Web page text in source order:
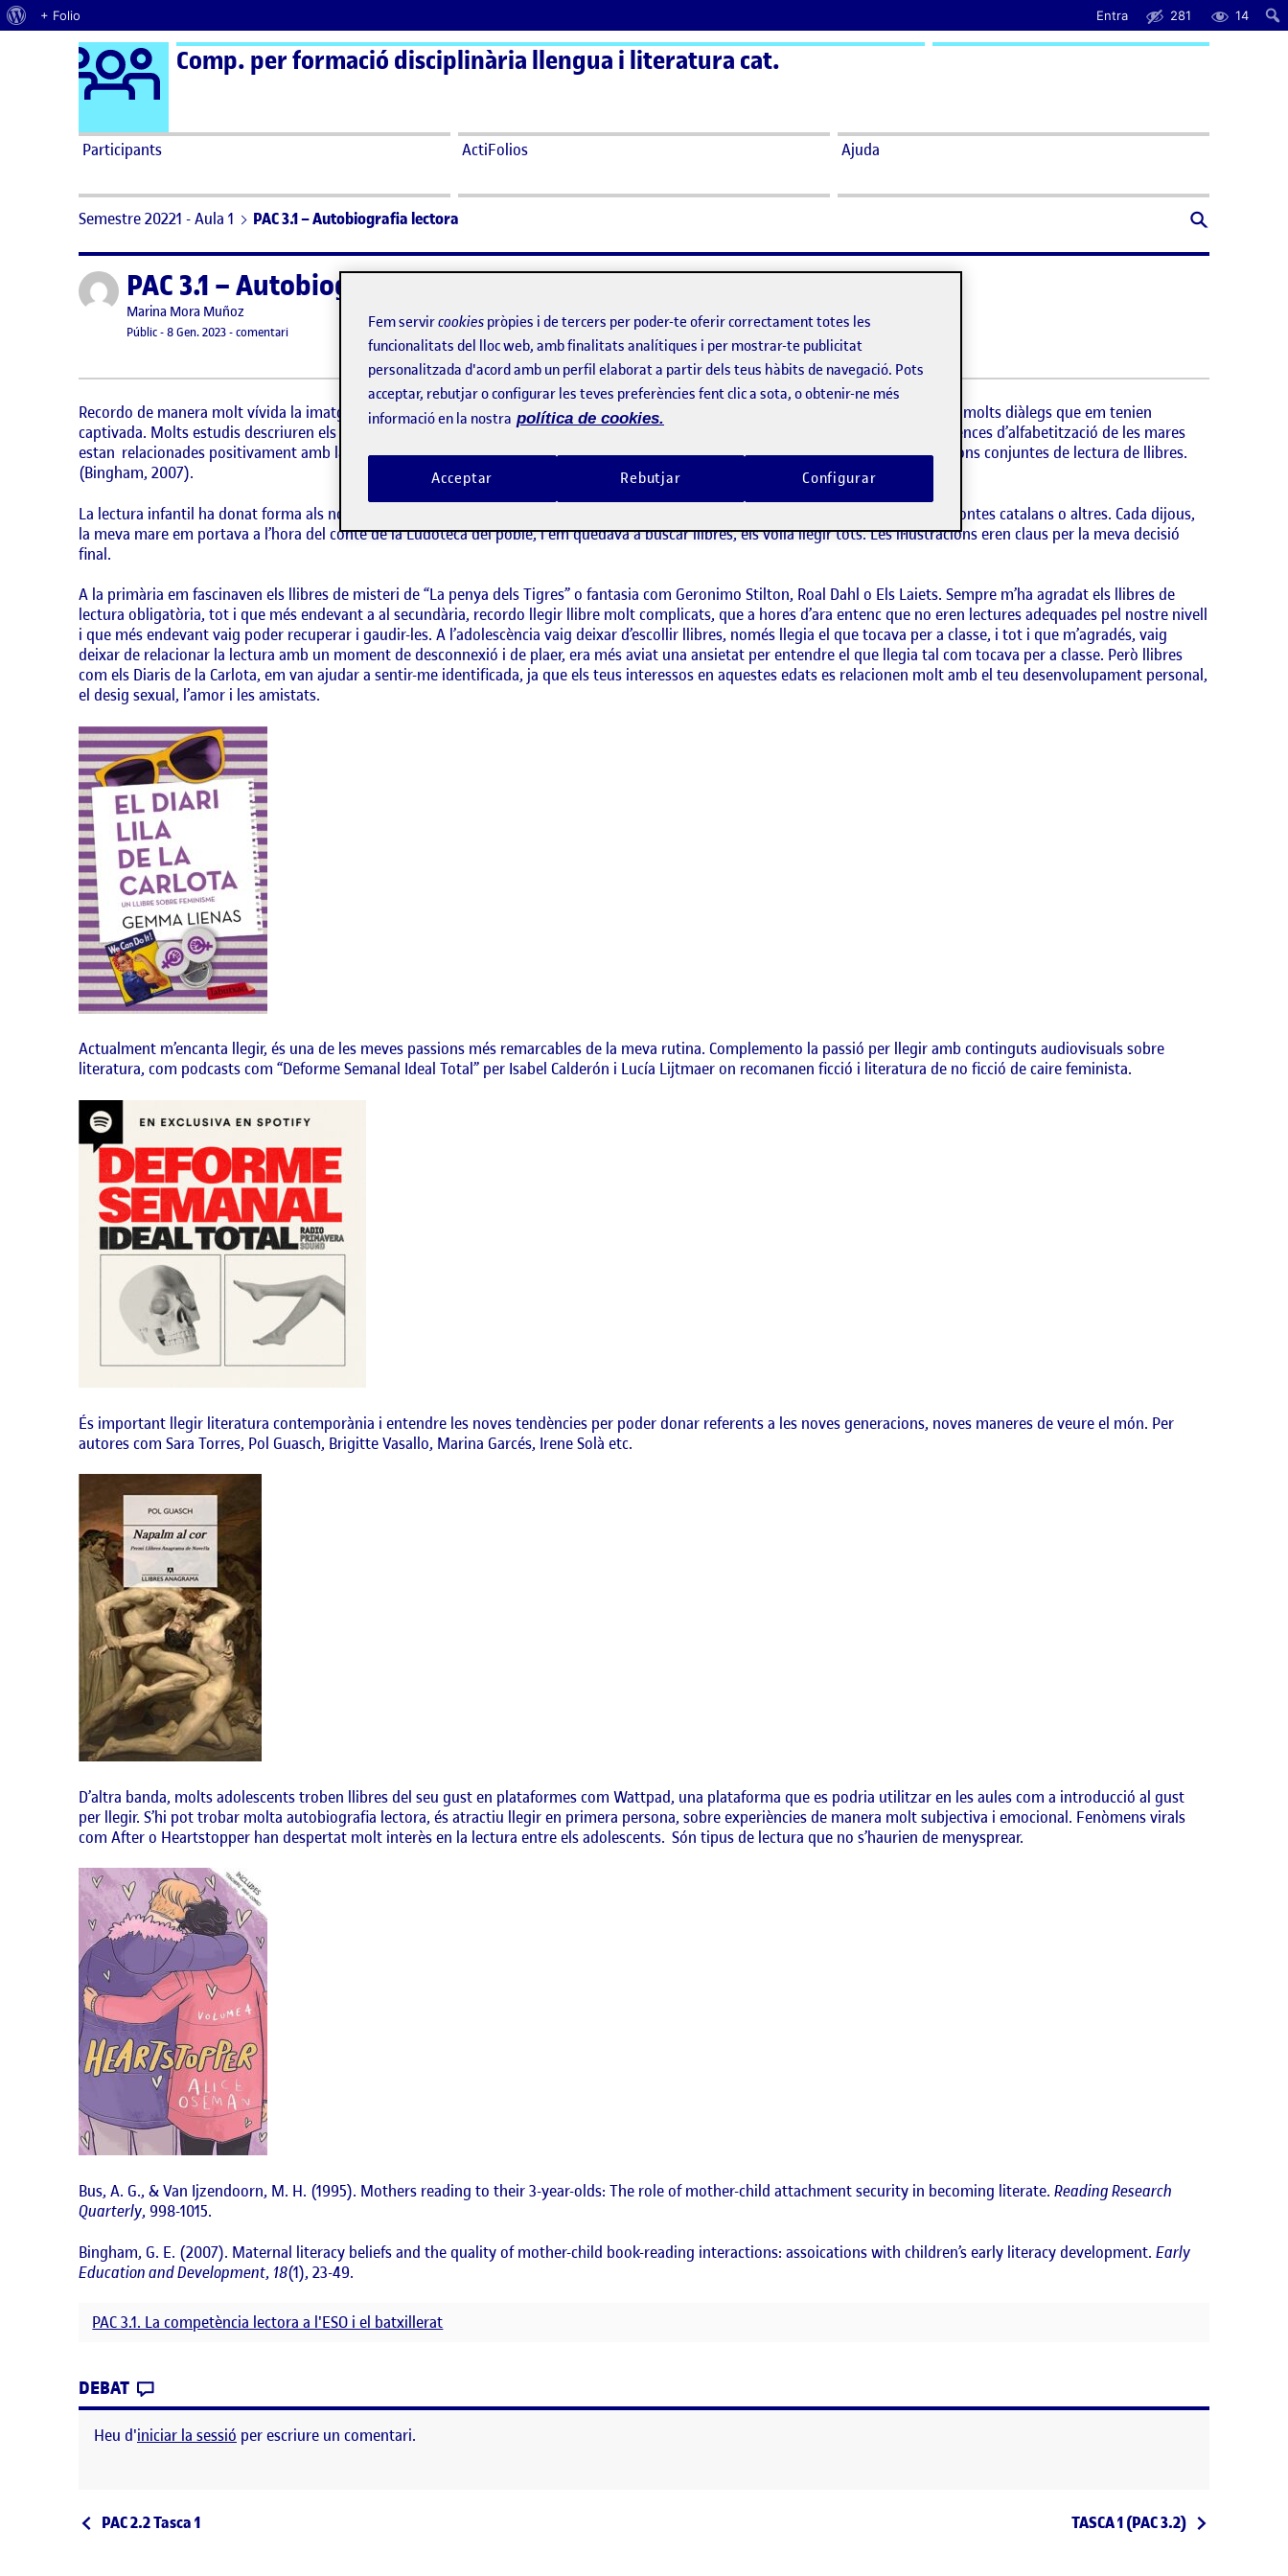
Quant al WordPress
+ Folio Entra 281 14
Saltar al contingut Logo Ágora
Comp. per formació disciplinària llengua i literatura cat.
Participants ActiFolios Ajuda
Semestre 20221 - Aula 1 PAC 3.1 – Autobiografia lectora
Publicat perPAC 3.1 – Autobiografia lectora
Publicat per
Marina Mora Muñoz
Visibilitat:
Públic-Data de publicació
8 Gen. 2023-comentariel PAC 3.1 – Autobiografia lectora
Recordo de manera molt vívida la imatge de la meva mare llegint-me un conte abans d’anar a dormir. Un conte amb molts dibuixos i molts diàlegs que em tenien
captivada. Molts estudis descriuren els primers contactes amb la lectura com a crucials per l’interès personal en la literatura. Les creences d’alfabetització de les mares
estan relacionades positivament amb la qualitat dels entorns d’alfabetització a casa i la qualitat instructiva i afectiva de les interaccions conjuntes de lectura de llibres.
(Bingham, 2007).
La lectura infantil ha donat forma als nostres imaginaris, la nostra cultura i els nostres valors. Contes dels germans Grimm, clàssics contes catalans o altres. Cada dijous,
la meva mare em portava a l’hora del conte de la Ludoteca del poble, i em quedava a buscar llibres, els volia llegir tots. Les il·lustracions eren claus per la meva decisió
final.
A la primària em fascinaven els llibres de misteri de “La penya dels Tigres” o fantasia com Geronimo Stilton, Roal Dahl o Els Laiets. Sempre m’ha agradat els llibres de
lectura obligatòria, tot i que més endevant a al secundària, recordo llegir llibre molt complicats, que a hores d’ara entenc que no eren lectures adequades pel nostre nivell
i que més endevant vaig poder recuperar i gaudir-les. A l’adolescència vaig deixar d’escollir llibres, només llegia el que tocava per a classe, i tot i que m’agradés, vaig
deixar de relacionar la lectura amb un moment de desconnexió i de plaer, era més aviat una ansietat per entendre el que llegia tal com tocava per a classe. Però llibres
com els Diaris de la Carlota, em van ajudar a sentir-me identificada, ja que els teus interessos en aquestes edats es relacionen molt amb el teu desenvolupament personal,
el desig sexual, l’amor i les amistats.
Actualment m’encanta llegir, és una de les meves passions més remarcables de la meva rutina. Complemento la passió per llegir amb continguts audiovisuals sobre
literatura, com podcasts com “Deforme Semanal Ideal Total” per Isabel Calderón i Lucía Lijtmaer on recomanen ficció i literatura de no ficció de caire feminista.
És important llegir literatura contemporània i entendre les noves tendències per poder donar referents a les noves generacions, noves maneres de veure el món. Per
autores com Sara Torres, Pol Guasch, Brigitte Vasallo, Marina Garcés, Irene Solà etc.
D’altra banda, molts adolescents troben llibres del seu gust en plataformes com Wattpad, una plataforma que es podria utilitzar en les aules com a introducció al gust
per llegir. S’hi pot trobar molta autobiografia lectora, és atractiu llegir en primera persona, sobre experiències de manera molt subjectiva i emocional. Fenòmens virals
com After o Heartstopper han despertat molt interès en la lectura entre els adolescents. Són tipus de lectura que no s’haurien de menysprear.
Bus, A. G., & Van Ijzendoorn, M. H. (1995). Mothers reading to their 3-year-olds: The role of mother-child attachment security in becoming literate. Reading Research
Quarterly, 998-1015.
Bingham, G. E. (2007). Maternal literacy beliefs and the quality of mother-child book-reading interactions: assoications with children’s early literacy development. Early
Education and Development, 18(1), 23-49.
PAC 3.1. La competència lectora a l'ESO i el batxillerat
DEBAT
Heu d'iniciar la sessió per escriure un comentari.
Navegació d'entrades
Entrada anterior
PAC 2.2 Tasca 1 Entrada següent
TASCA 1 (PAC 3.2)
Fem servircookies pròpies i de tercers per poder-te oferir correctament totes les
funcionalitats del lloc web, amb finalitats analítiques i per mostrar-te publicitat
personalitzada d'acord amb un perfil elaborat a partir dels teus hàbits de navegació. Pots
acceptar, rebutjar o configurar les teves preferències fent clic a sota, o obtenir-ne més
informació en la nostra política de cookies.
Rebutjar
Acceptar Configurar